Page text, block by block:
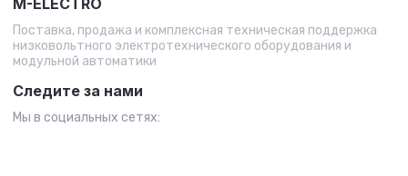
M-ELECTRO
Поставка, продажа и комплексная техническая поддержка
низковольтного электротехнического оборудования и
модульной автоматики
Следите за нами
Мы в социальных сетях: